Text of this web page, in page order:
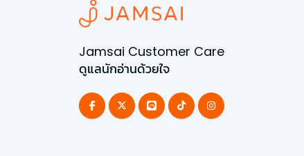
Jamsai Customer Care
ดูแลนักอ่านด้วยใจ